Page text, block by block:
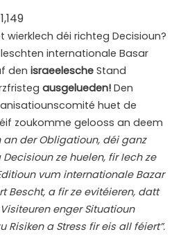
1,149
wierklech déi richteg Decisioun?
internationale Basar
den israeelesche Stand
ausgelueden! Den
huet de
zoukomme gelooss an deem
an der Obligatioun, déi ganz
ze huelen, fir Iech ze
vum internationale Bazar
Bescht, a fir ze evitéieren, datt
enger Situatioun
Risiken a Stress fir eis all féiert”.